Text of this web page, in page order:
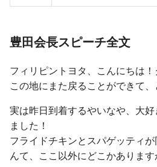
豊田会長スピーチ全文
フィリピントヨタ、こんにちは！
この地にまた戻ることができて、
実は昨日到着するやいなや、大
ました！
フライドチキンとスパゲッティ
んて、ここ以外にどこかあります